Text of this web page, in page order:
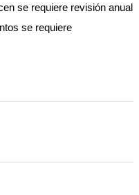
se requiere revisión anual
se requiere